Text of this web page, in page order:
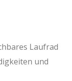
Laufrad
und
und